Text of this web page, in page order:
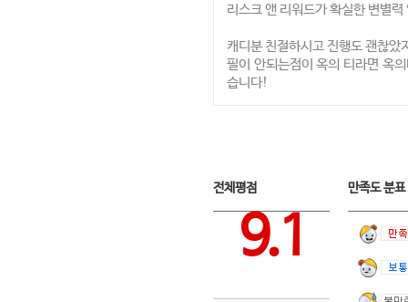
리스크 앤 리워드가 확실한 변별
캐디분 친절하시고 진행도 괜찮았
필이 안되는점이 옥의 티라면 옥
습니다!
전체평점
9.1
만족도 분